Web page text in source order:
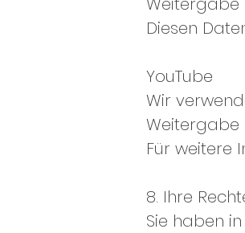
Diesen
YouTube
Wir
Weitergabe
Für weitere
8. Ihre
Sie haben